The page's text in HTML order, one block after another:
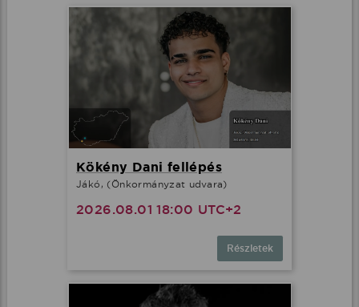
Kökény Dani fellépés
Jákó, (Önkormányzat udvara)
2026.08.01 18:00 UTC+2
Részletek